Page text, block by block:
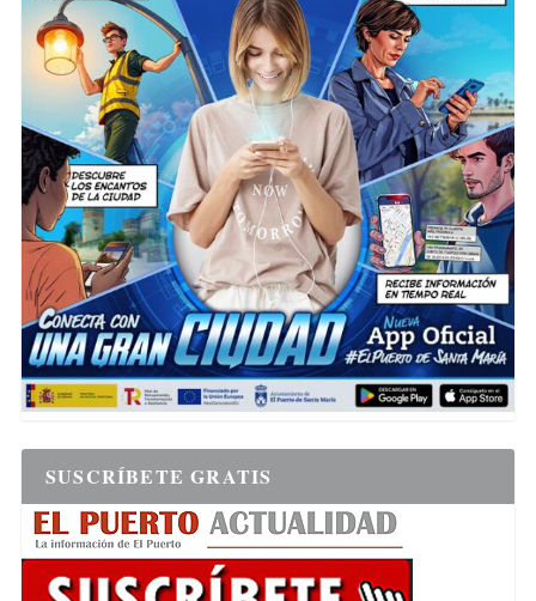
SUSCRÍBETE GRATIS